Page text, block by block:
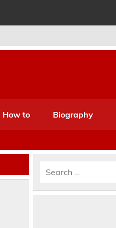
How to Biography